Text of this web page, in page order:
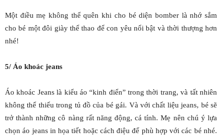
Một điều mẹ không thể quên khi cho bé diện bomber là nhớ sắm
cho bé một đôi giày thể thao để con yêu nổi bật và thời thượng hơn
nhé!
5/ Áo khoác jeans
Áo khoác Jeans là kiểu áo “kinh điển” trong thời trang, và tất nhiên
không thể thiếu trong tủ đồ của bé gái. Và với chất liệu jeans, bé sẽ
trở thành những cô nàng rất năng động, cá tính. Mẹ nên chú ý lựa
chọn áo jeans in họa tiết hoặc cách điệu để phù hợp với các bé nhé.